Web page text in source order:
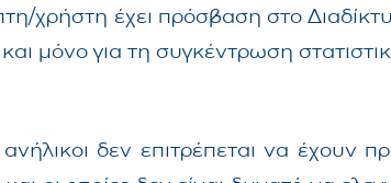
χρήστη έχει πρόσβαση στο
και μόνο για τη συγκέντρωση
δεν επιτρέπεται να έχουν